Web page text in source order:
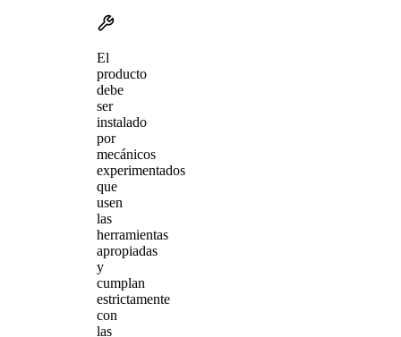
El
producto
debe
ser
instalado
por
mecánicos
experimentados
que
usen
las
herramientas
apropiadas
y
cumplan
estrictamente
con
las